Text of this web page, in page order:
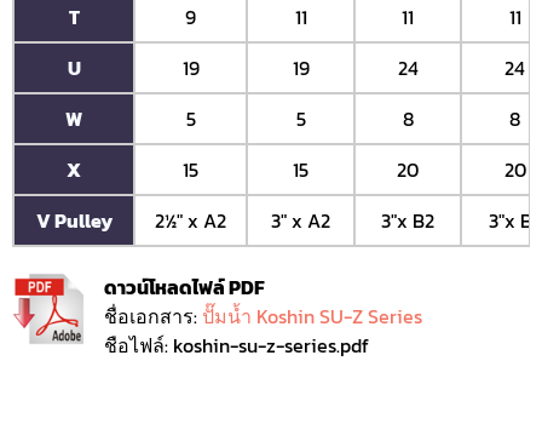
T
U
W
X
V Pulley
9
19
5
15
2½" x A2
11
19
5
15
3" x A2
11
24
8
20
3"x B2
11
24
8
20
3"x B2
ดาวน์โหลดไฟล์ PDF
ชื่อเอกสาร: ปั๊มน้ำ Koshin SU-Z Series
ชือไฟล์: koshin-su-z-series.pdf